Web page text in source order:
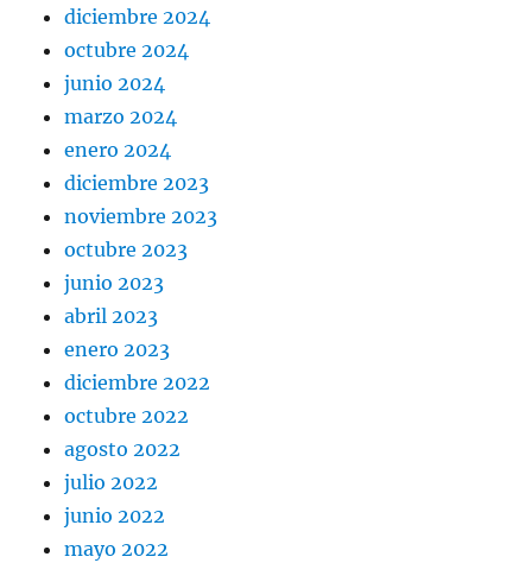
diciembre 2024
octubre 2024
junio 2024
marzo 2024
enero 2024
diciembre 2023
noviembre 2023
octubre 2023
junio 2023
abril 2023
enero 2023
diciembre 2022
octubre 2022
agosto 2022
julio 2022
junio 2022
mayo 2022